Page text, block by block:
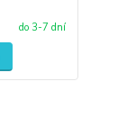
do 3-7 dní